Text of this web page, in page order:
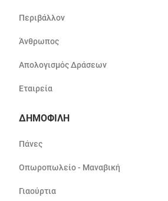
Περιβάλλον
Άνθρωπος
Απολογισμός Δράσεων
Εταιρεία
ΔΗΜΟΦΙΛΗ
Πάνες
Οπωροπωλείο - Μαναβική
Γιαούρτια